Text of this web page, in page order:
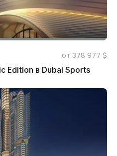
от 378 977 $
Edition в Dubai Sports